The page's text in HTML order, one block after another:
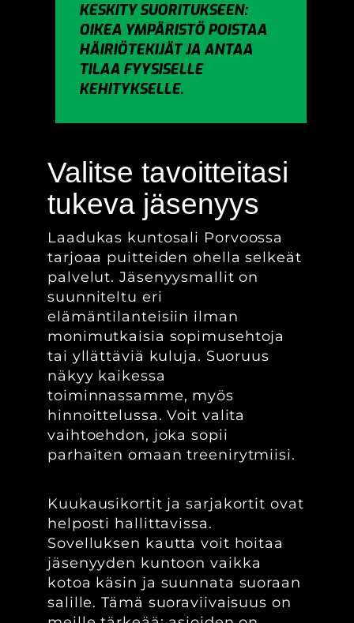
KESKITY SUORITUKSEEN:
OIKEA YMPÄRISTÖ POISTAA
HÄIRIÖTEKIJÄT JA ANTAA
TILAA FYYSISELLE
KEHITYKSELLE.
Valitse tavoitteitasi
tukeva jäsenyys
Laadukas kuntosali Porvoossa
tarjoaa puitteiden ohella selkeät
palvelut. Jäsenyysmallit on
suunniteltu eri
elämäntilanteisiin ilman
monimutkaisia sopimusehtoja
tai yllättäviä kuluja. Suoruus
näkyy kaikessa
toiminnassamme, myös
hinnoittelussa. Voit valita
vaihtoehdon, joka sopii
parhaiten omaan treenirytmiisi.
Kuukausikortit ja sarjakortit ovat
helposti hallittavissa.
Sovelluksen kautta voit hoitaa
jäsenyyden kuntoon vaikka
kotoa käsin ja suunnata suoraan
salille. Tämä suoraviivaisuus on